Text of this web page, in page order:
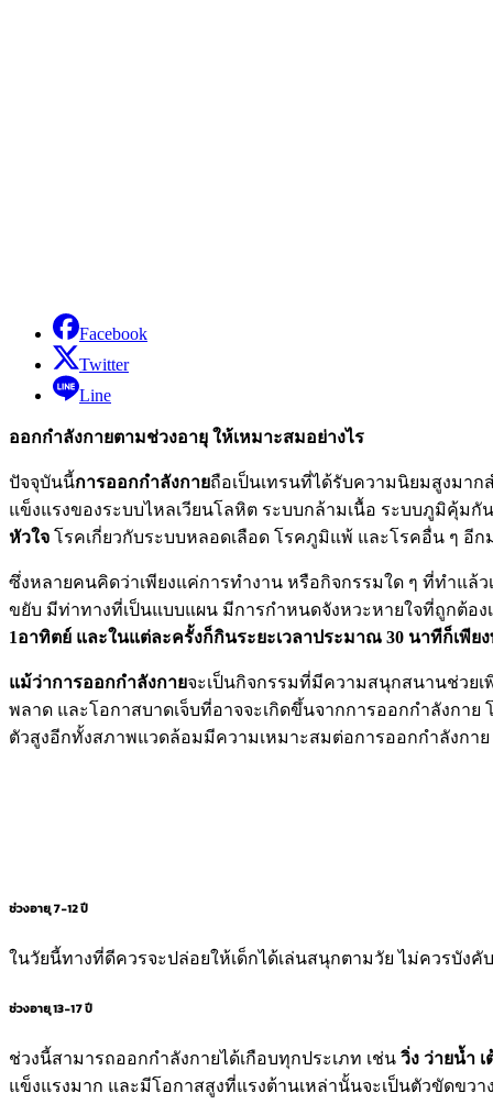
Facebook
Twitter
Line
ออกกำลังกายตามช่วงอายุ ให้เหมาะสมอย่างไร
ปัจจุบันนี้การออกกำลังกายถือเป็นเทรนที่ได้รับความนิยมสูงมา
แข็งแรงของระบบไหลเวียนโลหิต ระบบกล้ามเนื้อ ระบบภูมิคุ้มกั
หัวใจ โรคเกี่ยวกับระบบหลอดเลือด โรคภูมิแพ้ และโรคอื่น ๆ อีก
ซึ่งหลายคนคิดว่าเพียงแค่การทำงาน หรือกิจกรรมใด ๆ ที่ทำแล้ว
ขยับ มีท่าทางที่เป็นแบบแผน มีการกำหนดจังหวะหายใจที่ถูกต้อ
1อาทิตย์ และในแต่ละครั้งก็กินระยะเวลาประมาณ 30 นาทีก็เพีย
แม้ว่าการออกกำลังกายจะเป็นกิจกรรมที่มีความสนุกสนานช่วย
พลาด และโอกาสบาดเจ็บที่อาจจะเกิดขึ้นจากการออกกำลังกาย
ตัวสูงอีกทั้งสภาพแวดล้อมมีความเหมาะสมต่อการออกกำลังกาย
ช่วงอายุ 7-12ปี
ในวัยนี้ทางที่ดีควรจะปล่อยให้เด็กได้เล่นสนุกตามวัย ไม่ควรบังคั
ช่วงอายุ 13-17ปี
ช่วงนี้สามารถออกกำลังกายได้เกือบทุกประเภท เช่น วิ่ง ว่ายน้ำ
แข็งแรงมาก และมีโอกาสสูงที่แรงต้านเหล่านั้นจะเป็นตัวขัดขวา